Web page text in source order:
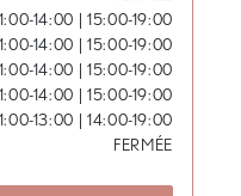
14:00 | 15:00-19:00
14:00 | 15:00-19:00
14:00 | 15:00-19:00
14:00 | 15:00-19:00
13:00 | 14:00-19:00
FERMÉE